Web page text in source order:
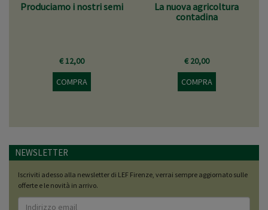
Produciamo i nostri semi
€ 12,00
COMPRA
La nuova agricoltura
contadina
€ 20,00
COMPRA
NEWSLETTER
Iscriviti adesso alla newsletter di LEF Firenze, verrai sempre aggiornato sulle
offerte e le novità in arrivo.